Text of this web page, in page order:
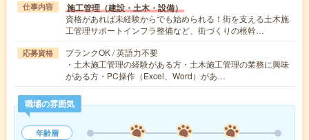
仕事内容 施工管理（建設・土木・設備）
資格があれば未経験からでも始められる！街を支える土木施
工管理サポートインフラ整備など、街づくりの根幹…
応募資格
ブランクOK / 英語力不要
・土木施工管理の経験がある方・土木施工管理の業務に興味
がある方・PC操作（Excel、Word）があ…
職場の雰囲気
年齢層